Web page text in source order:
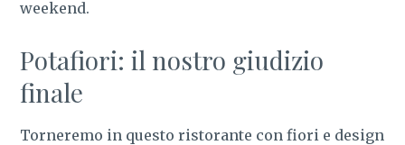
weekend.
Potafiori: il nostro giudizio
finale
Torneremo in questo ristorante con fiori e design